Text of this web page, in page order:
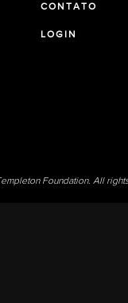
CONTATO
LOGIN
Foundation. All